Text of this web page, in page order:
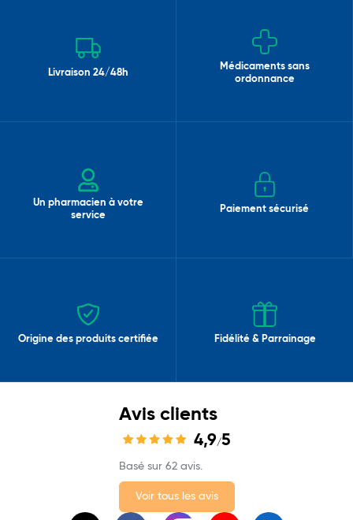
Livraison 24/48h
Médicaments sans
ordonnance
Un pharmacien à votre
service
Paiement sécurisé
Origine des produits certifiée Fidélité & Parrainage
Avis clients
4,9/5
Basé sur 62 avis.
Voir tous les avis